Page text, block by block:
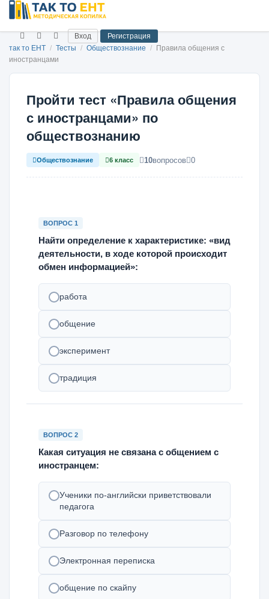
Вход
Регистрация
так то ЕНТ / Тесты / Обществознание /
Правила общения с
иностранцами
Пройти тест «Правила общения
с иностранцами» по
обществознанию
Обществознание 6 класс 10вопросов 0
ВОПРОС 1
Найти определение к характеристике: «вид
деятельности, в ходе которой происходит
обмен информацией»:
работа
общение
эксперимент
традиция
ВОПРОС 2
Какая ситуация не связана с общением с
иностранцем:
Ученики по-английски приветствовали
педагога
Разговор по телефону
Электронная переписка
общение по скайпу